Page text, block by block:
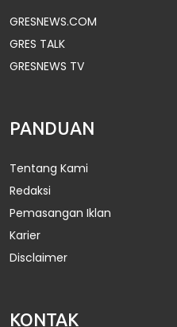
GRESNEWS.COM
GRES TALK
GRESNEWS TV
PANDUAN
Tentang Kami
Redaksi
Pemasangan Iklan
Karier
Disclaimer
KONTAK